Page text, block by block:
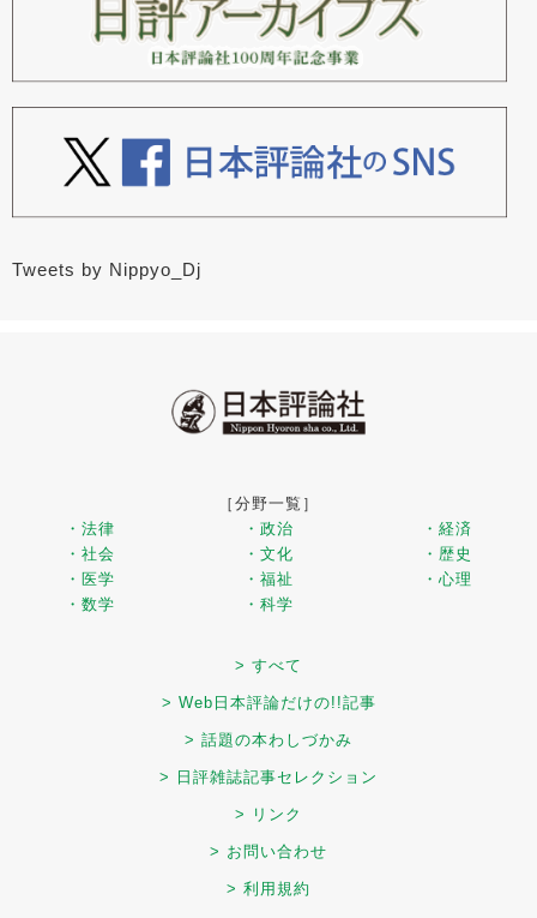
Tweets by Nippyo_Dj
［分野一覧］
・法律
・政治
・経済
・社会
・文化
・歴史
・医学
・福祉
・心理
・数学
・科学
> すべて
> Web日本評論だけの!!記事
> 話題の本わしづかみ
> 日評雑誌記事セレクション
> リンク
> お問い合わせ
> 利用規約